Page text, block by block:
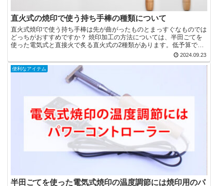
直火式の焼印で使う持ち手棒の種類について
直火式焼印で使う持ち手棒は先が曲がったものとまっすぐなものでは
どっちがおすすめですか？ 焼印加工の方法については、半田ごてを
使った電気式と直接火で炙る直火式の2種類があります。低予算で手
軽に焼印加工ができるのが、直火式焼印になります。 直火...2024.09.23
便利なアイテム
半田ごてを使った電気式焼印の温度調節には焼印用のパ